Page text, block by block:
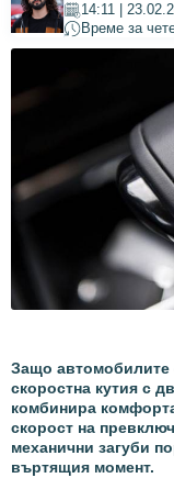
14:11 |
Време за
Защо автомобилите
скоростна кутия с
комбинира
скорост на
механични загуби
въртящия момент.